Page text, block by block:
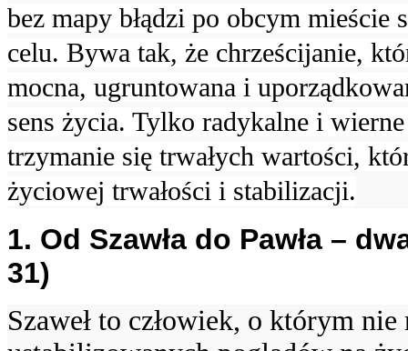
bez mapy błądzi po obcym mieście
celu. Bywa tak, że chrześcijanie,
mocna, ugruntowana i
sens życia. Tylko radykalne i
trzymanie się trwałych wartości,
życiowej trwałości i stabilizacji.
1. Od Szawła do Pawła –
31)
Szaweł to człowiek, o którym